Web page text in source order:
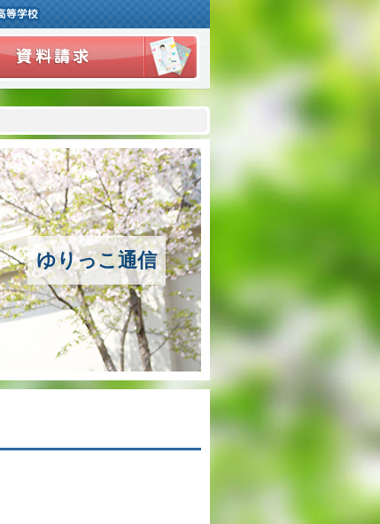
ゆりっこ通信
ご挨拶
アクセスマップ
沿革
百合学院の３つの教育
アカデミックリサーチコース
キャリアリサーチコース
充実のフォローアップ体制